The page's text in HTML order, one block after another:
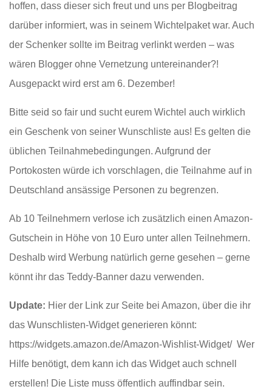
hoffen, dass dieser sich freut und uns per Blogbeitrag
darüber informiert, was in seinem Wichtelpaket war. Auch
der Schenker sollte im Beitrag verlinkt werden – was
wären Blogger ohne Vernetzung untereinander?!
Ausgepackt wird erst am 6. Dezember!
Bitte seid so fair und sucht eurem Wichtel auch wirklich
ein Geschenk von seiner Wunschliste aus! Es gelten die
üblichen Teilnahmebedingungen. Aufgrund der
Portokosten würde ich vorschlagen, die Teilnahme auf in
Deutschland ansässige Personen zu begrenzen.
Ab 10 Teilnehmern verlose ich zusätzlich einen Amazon-
Gutschein in Höhe von 10 Euro unter allen Teilnehmern.
Deshalb wird Werbung natürlich gerne gesehen – gerne
könnt ihr das Teddy-Banner dazu verwenden.
Update: Hier der Link zur Seite bei Amazon, über die ihr
das Wunschlisten-Widget generieren könnt:
https://widgets.amazon.de/Amazon-Wishlist-Widget/ Wer
Hilfe benötigt, dem kann ich das Widget auch schnell
erstellen! Die Liste muss öffentlich auffindbar sein.